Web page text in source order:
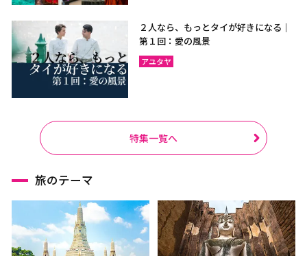
２人なら、もっとタイが好きになる｜
第１回：愛の風景
アユタヤ
特集一覧へ
旅のテーマ